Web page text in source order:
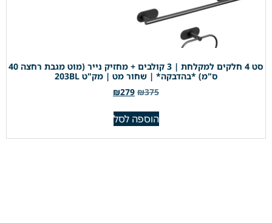
סט 4 חלקים למקלחת | 3 קולבים + מחזיק נייר (מוט מגבת רחצה 40
ס"מ) *בהדבקה* | שחור מט | מק"ט 203BL
₪375
₪279
הוספה לסל